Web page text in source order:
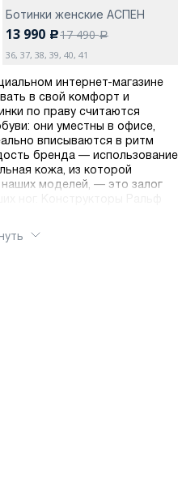
Ботинки женские АСПЕН
13 990 c17 490a
36, 37, 38, 39, 40, 41
интернет-магазине
в свой комфорт и
по праву считаются
они уместны в офисе,
вписываются в ритм
бренда — использование
кожа, из которой
наших моделей, — это залог
с поверхностью,